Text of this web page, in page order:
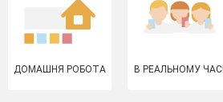
ДОМАШНЯ РОБОТА В РЕАЛЬНОМУ ЧАСІ